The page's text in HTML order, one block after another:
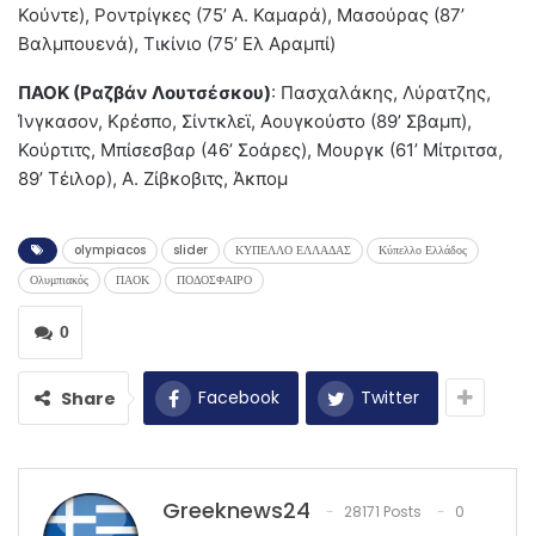
Κούντε), Ροντρίγκες (75’ Α. Καμαρά), Μασούρας (87’
Βαλμπουενά), Τικίνιο (75’ Ελ Αραμπί)
ΠΑΟΚ (Ραζβάν Λουτσέσκου): Πασχαλάκης, Λύρατζης,
Ίνγκασον, Κρέσπο, Σίντκλεϊ, Αουγκούστο (89’ Σβαμπ),
Κούρτιτς, Μπίσεσβαρ (46’ Σοάρες), Μουργκ (61’ Μίτριτσα,
89’ Τέιλορ), Α. Ζίβκοβιτς, Άκπομ
olympiacos slider ΚΥΠΕΛΛΟ ΕΛΛΑΔΑΣ
Κύπελλο Ελλάδος
Ολυμπιακός
ΠΑΟΚ ΠΟΔΟΣΦΑΙΡΟ
0
Share Facebook Twitter
Greeknews24 28171 Posts
0